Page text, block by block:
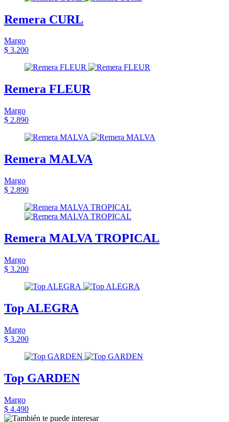
Remera CURL
Margo
$ 3.200
Remera FLEUR
Margo
$ 2.890
Remera MALVA
Margo
$ 2.890
Remera MALVA TROPICAL
Margo
$ 3.200
Top ALEGRA
Margo
$ 3.200
Top GARDEN
Margo
$ 4.490